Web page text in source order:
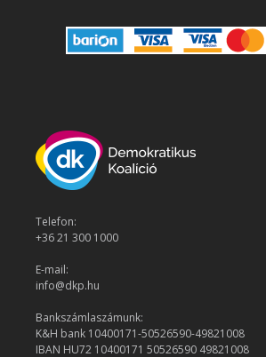
Telefon:
+36 21 300 1000
E-mail:
info@dkp.hu
Bankszámlaszámunk:
K&H bank 10400171-50526590-49821008
IBAN HU72 10400171 50526590 49821008